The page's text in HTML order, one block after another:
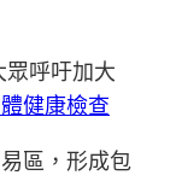
呼吁加大
健康檢查
區，形成包